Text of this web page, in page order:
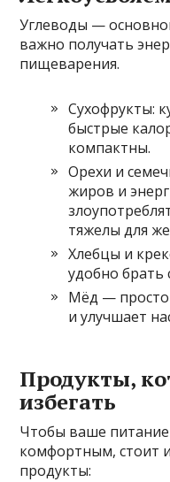
Углеводы —
важно получать
пищеварения.
Сухофрукты:
быстрые
компактны.
Орехи и
жиров и
тяжелы для
Хлебцы и
удобно брать
Мёд —
и улучшает
Продукты,
избегать
Чтобы ваше
комфортным, стоит
продукты: